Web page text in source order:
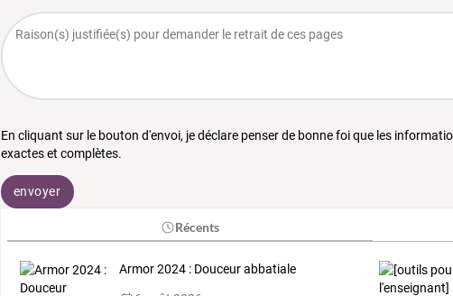
En cliquant sur le bouton d'envoi, je déclare penser de bonne foi que les
exactes et complètes.
envoyer
Récents
Armor 2024 : Douceur abbatiale